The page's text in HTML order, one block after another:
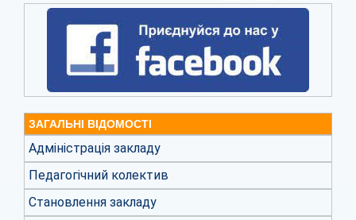
ЗАГАЛЬНІ ВІДОМОСТІ
Адміністрація закладу
Педагогічний колектив
Становлення закладу